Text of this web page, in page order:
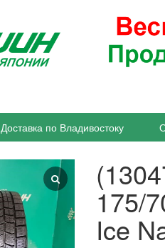
Доставка по Владивостоку
175/
Ice